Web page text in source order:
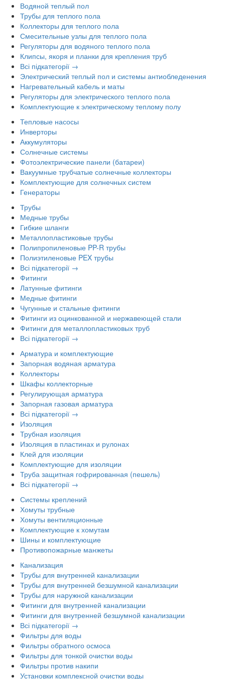
Водяной теплый пол
Трубы для теплого пола
Коллекторы для теплого пола
Смесительные узлы для теплого пола
Регуляторы для водяного теплого пола
Клипсы, якоря и планки для крепления труб
Всі підкатегорії →
Электрический теплый пол и системы антиобледенения
Нагревательный кабель и маты
Регуляторы для электрического теплого пола
Комплектующие к электрическому теплому полу
Тепловые насосы
Инверторы
Аккумуляторы
Солнечные системы
Фотоэлектрические панели (батареи)
Вакуумные трубчатые солнечные коллекторы
Комплектующие для солнечных систем
Генераторы
Трубы
Медные трубы
Гибкие шланги
Металлопластиковые трубы
Полипропиленовые PP-R трубы
Полиэтиленовые PEX трубы
Всі підкатегорії →
Фитинги
Латунные фитинги
Медные фитинги
Чугунные и стальные фитинги
Фитинги из оцинкованной и нержавеющей стали
Фитинги для металлопластиковых труб
Всі підкатегорії →
Арматура и комплектующие
Запорная водяная арматура
Коллекторы
Шкафы коллекторные
Регулирующая арматура
Запорная газовая арматура
Всі підкатегорії →
Изоляция
Трубная изоляция
Изоляция в пластинах и рулонах
Клей для изоляции
Комплектующие для изоляции
Труба защитная гофрированная (пешель)
Всі підкатегорії →
Системы креплений
Хомуты трубные
Хомуты вентиляционные
Комплектующие к хомутам
Шины и комплектующие
Противопожарные манжеты
Канализация
Трубы для внутренней канализации
Трубы для внутренней безшумной канализации
Трубы для наружной канализации
Фитинги для внутренней канализации
Фитинги для внутренней безшумной канализации
Всі підкатегорії →
Фильтры для воды
Фильтры обратного осмоса
Фильтры для тонкой очистки воды
Фильтры против накипи
Установки комплексной очистки воды